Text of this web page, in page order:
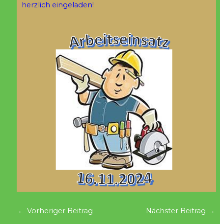
herzlich eingeladen!
← Vorheriger Beitrag Nächster Beitrag →